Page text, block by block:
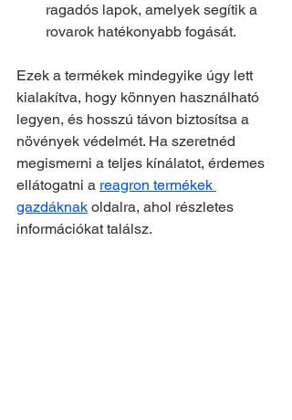
ragadós lapok, amelyek segítik a
rovarok hatékonyabb fogását.
Ezek a termékek mindegyike úgy lett
kialakítva, hogy könnyen használható
legyen, és hosszú távon biztosítsa a
növények védelmét. Ha szeretnéd
megismerni a teljes kínálatot, érdemes
ellátogatni a reagron termékek
gazdáknak oldalra, ahol részletes
információkat találsz.